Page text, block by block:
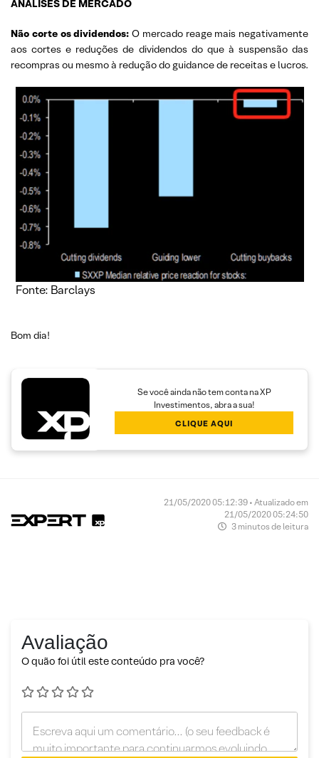
ANÁLISES DE MERCADO
Não corte os dividendos: O mercado reage mais negativamente
aos cortes e reduções de dividendos do que à suspensão das
recompras ou mesmo à redução do guidance de receitas e lucros.
Fonte: Barclays
Bom dia!
Se você ainda não tem conta na XP
Investimentos, abra a sua!
CLIQUE AQUI
21/05/2020 05:12:39 • Atualizado em
21/05/2020 05:24:50
3 minutos de leitura
Avaliação
O quão foi útil este conteúdo pra você?